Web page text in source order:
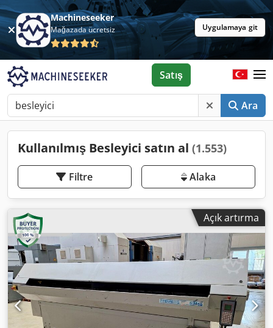
Machineseeker
Mağazada ücretsiz Uygulamaya git
Ara
Satış
Kullanılmış Besleyici satın al (1.553)
Filtre Alaka
Açık artırma